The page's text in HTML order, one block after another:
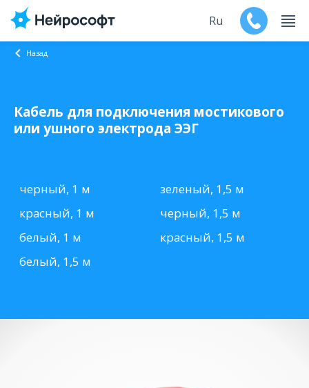
Продукты
Мероприятия
Обучение
О компании
Ru
Назад
Кабель для подключения мостикового
или ушного электрода ЭЭГ
черный, 1 м
красный, 1 м
белый, 1 м
белый, 1,5 м
зеленый, 1,5 м
черный, 1,5 м
красный, 1,5 м